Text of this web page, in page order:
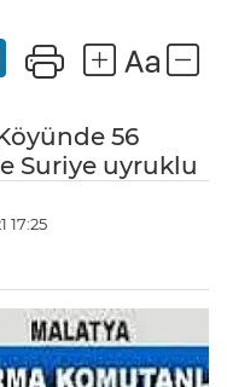
56
Suriye uyruklu
17:25